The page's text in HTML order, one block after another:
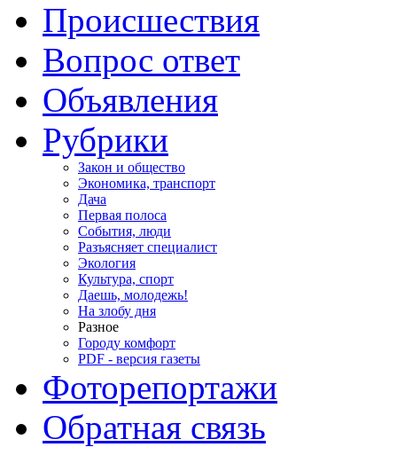
Происшествия
Вопрос ответ
Объявления
Рубрики
Закон и общество
Экономика, транспорт
Дача
Первая полоса
События, люди
Разъясняет специалист
Экология
Культура, спорт
Даешь, молодежь!
На злобу дня
Разное
Городу комфорт
PDF - версия газеты
Фоторепортажи
Обратная связь